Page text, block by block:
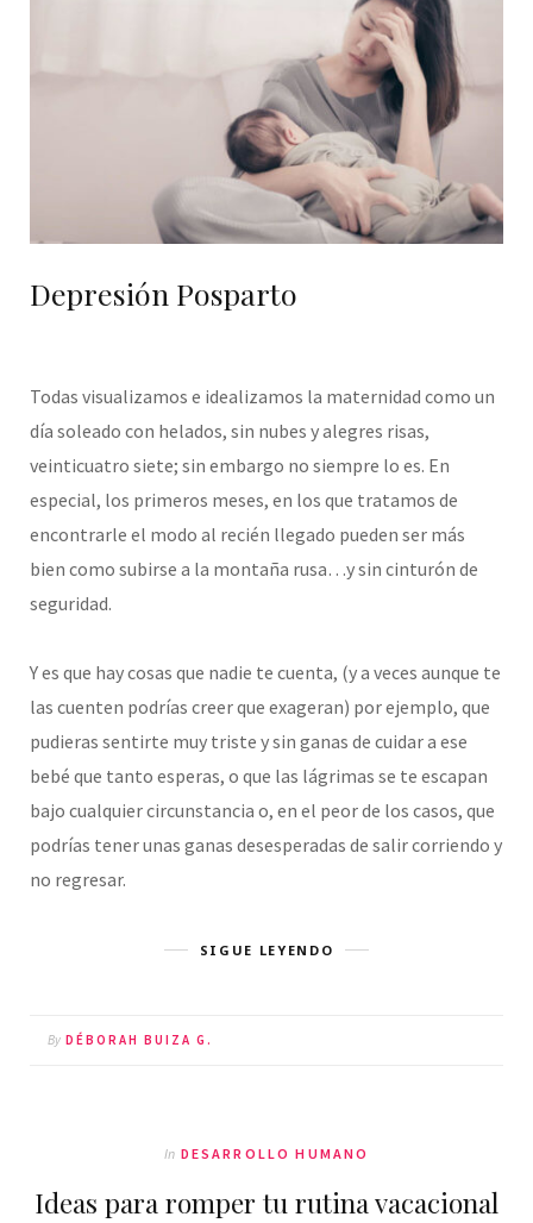
Depresión Posparto
Todas visualizamos e idealizamos la maternidad como un
día soleado con helados, sin nubes y alegres risas,
veinticuatro siete; sin embargo no siempre lo es. En
especial, los primeros meses, en los que tratamos de
encontrarle el modo al recién llegado pueden ser más
bien como subirse a la montaña rusa…y sin cinturón de
seguridad.
Y es que hay cosas que nadie te cuenta, (y a veces aunque te
las cuenten podrías creer que exageran) por ejemplo, que
pudieras sentirte muy triste y sin ganas de cuidar a ese
bebé que tanto esperas, o que las lágrimas se te escapan
bajo cualquier circunstancia o, en el peor de los casos, que
podrías tener unas ganas desesperadas de salir corriendo y
no regresar.
SIGUE LEYENDO
By DÉBORAH BUIZA G.
In DESARROLLO HUMANO
Ideas para romper tu rutina vacacional